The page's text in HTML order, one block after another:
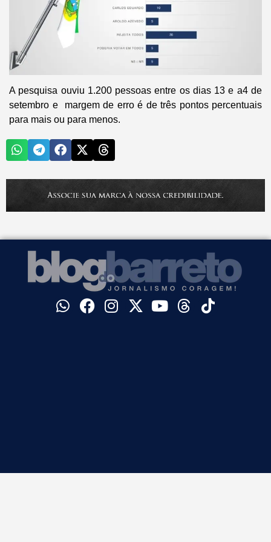
A pesquisa ouviu 1.200 pessoas entre os dias 13 e a4 de
setembro e margem de erro é de três pontos percentuais
para mais ou para menos.